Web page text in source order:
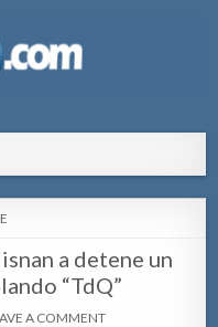
a detene un
“TdQ”
A COMMENT